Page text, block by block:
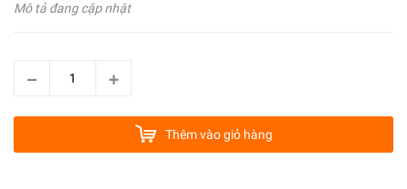
Mô tả đang cập nhật
Thêm vào giỏ hàng